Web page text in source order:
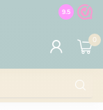
100% de
9.5
0